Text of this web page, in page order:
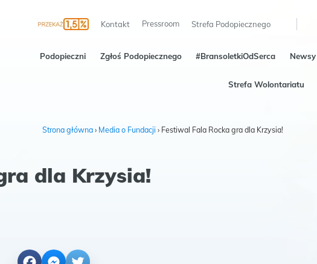
Kontakt Pressroom Strefa Podopiecznego
Podopieczni Zgłoś Podopiecznego #BransoletkiOdSerca Newsy
Strefa Wolontariatu
Strona główna› Media o Fundacji› Festiwal Fala Rocka gra dla Krzysia!
dla Krzysia!